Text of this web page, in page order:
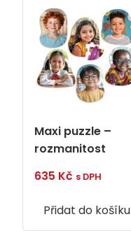
Maxi puzzle –
rozmanitost
635 Kč s DPH
Přidat do košíku